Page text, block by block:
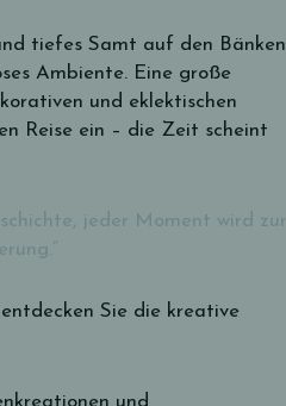
tiefes Samt auf den Bänken
Ambiente. Eine große
und eklektischen
Reise ein – die Zeit scheint
jeder Moment wird zur
Sie die kreative
und